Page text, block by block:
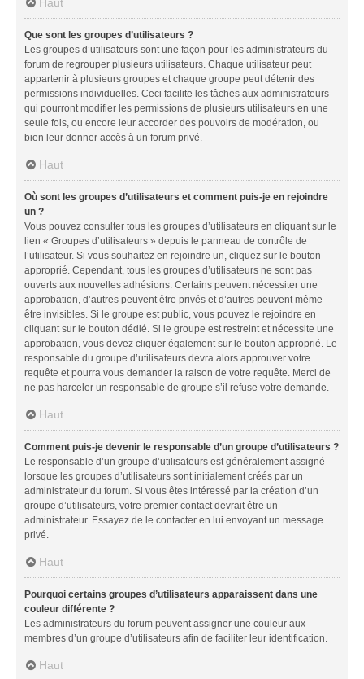
Que sont les groupes d’utilisateurs ?
Les groupes d’utilisateurs sont une façon pour les administrateurs du
forum de regrouper plusieurs utilisateurs. Chaque utilisateur peut
appartenir à plusieurs groupes et chaque groupe peut détenir des
permissions individuelles. Ceci facilite les tâches aux administrateurs
qui pourront modifier les permissions de plusieurs utilisateurs en une
seule fois, ou encore leur accorder des pouvoirs de modération, ou
bien leur donner accès à un forum privé.
Haut
Où sont les groupes d’utilisateurs et comment puis-je en rejoindre
un ?
Vous pouvez consulter tous les groupes d’utilisateurs en cliquant sur le
lien « Groupes d’utilisateurs » depuis le panneau de contrôle de
l’utilisateur. Si vous souhaitez en rejoindre un, cliquez sur le bouton
approprié. Cependant, tous les groupes d’utilisateurs ne sont pas
ouverts aux nouvelles adhésions. Certains peuvent nécessiter une
approbation, d’autres peuvent être privés et d’autres peuvent même
être invisibles. Si le groupe est public, vous pouvez le rejoindre en
cliquant sur le bouton dédié. Si le groupe est restreint et nécessite une
approbation, vous devez cliquer également sur le bouton approprié. Le
responsable du groupe d’utilisateurs devra alors approuver votre
requête et pourra vous demander la raison de votre requête. Merci de
ne pas harceler un responsable de groupe s’il refuse votre demande.
Haut
Comment puis-je devenir le responsable d’un groupe d’utilisateurs ?
Le responsable d’un groupe d’utilisateurs est généralement assigné
lorsque les groupes d’utilisateurs sont initialement créés par un
administrateur du forum. Si vous êtes intéressé par la création d’un
groupe d’utilisateurs, votre premier contact devrait être un
administrateur. Essayez de le contacter en lui envoyant un message
privé.
Haut
Pourquoi certains groupes d’utilisateurs apparaissent dans une
couleur différente ?
Les administrateurs du forum peuvent assigner une couleur aux
membres d’un groupe d’utilisateurs afin de faciliter leur identification.
Haut